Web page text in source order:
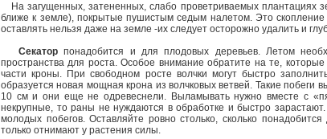
На загущенных, затененных, слабо проветриваемых плантациях
ближе к земле), покрытые пушистым седым налетом. Это
оставлять нельзя даже на земле -их следует осторожно удалить и
Секаторпонадобится и для плодовых деревьев. Летом
пространства для роста. Особое внимание обратите на те,
части кроны. При свободном росте волчки могут быстро
образуется новая мощная крона из волчковых ветвей. Такие побеги
10 см и они еще не одревеснели. Выламывать нужно вместе с
некрупные, то раны не нуждаются в обработке и быстро
молодых побегов. Оставляйте ровно столько, сколько
только отнимают у растения силы.